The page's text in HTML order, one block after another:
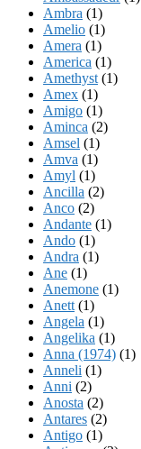
Ambra (1)
Amelio (1)
Amera (1)
America (1)
Amethyst (1)
Amex (1)
Amigo (1)
Aminca (2)
Amsel (1)
Amva (1)
Amyl (1)
Ancilla (2)
Anco (2)
Andante (1)
Ando (1)
Andra (1)
Ane (1)
Anemone (1)
Anett (1)
Angela (1)
Angelika (1)
Anna (1974) (1)
Anneli (1)
Anni (2)
Anosta (2)
Antares (2)
Antigo (1)